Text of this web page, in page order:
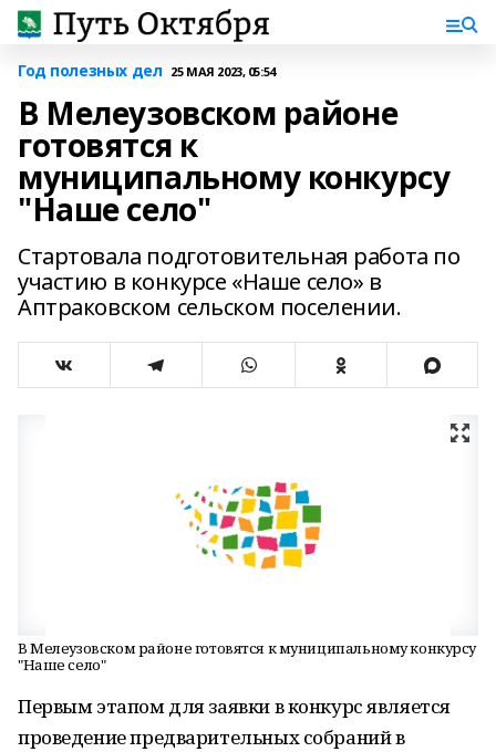
Год полезных дел 25 МАЯ 2023, 05:54
В Мелеузовском районе
готовятся к
муниципальному конкурсу
"Наше село"
Стартовала подготовительная работа по
участию в конкурсе «Наше село» в
Аптраковском сельском поселении.
В Мелеузовском районе готовятся к муниципальному конкурсу
"Наше село"
Первым этапом для заявки в конкурс является
проведение предварительных собраний в